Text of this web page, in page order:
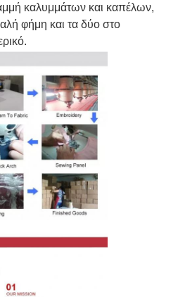
καλυμμάτων και καπέλων,
φήμη και τα δύο στο